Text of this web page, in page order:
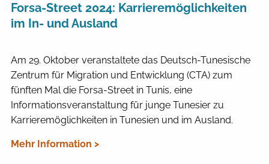
Forsa-Street 2024: Karrieremöglichkeiten
im In- und Ausland
Am 29. Oktober veranstaltete das Deutsch-Tunesische
Zentrum für Migration und Entwicklung (CTA) zum
fünften Mal die Forsa-Street in Tunis, eine
Informationsveranstaltung für junge Tunesier zu
Karrieremöglichkeiten in Tunesien und im Ausland.
Mehr Information >